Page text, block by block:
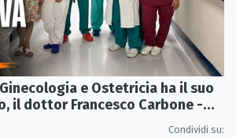
e Ostetricia ha il suo
il dottor Francesco Carbone -
Condividi su: